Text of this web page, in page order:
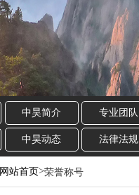
中昊简介 专业团队
中昊动态 法律法规
网站首页>荣誉称号